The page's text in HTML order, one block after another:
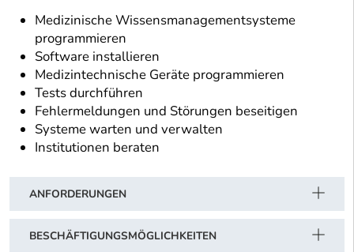
Medizinische Wissensmanagementsysteme
programmieren
Software installieren
Medizintechnische Geräte programmieren
Tests durchführen
Fehlermeldungen und Störungen beseitigen
Systeme warten und verwalten
Institutionen beraten
ANFORDERUNGEN
BESCHÄFTIGUNGSMÖGLICHKEITEN